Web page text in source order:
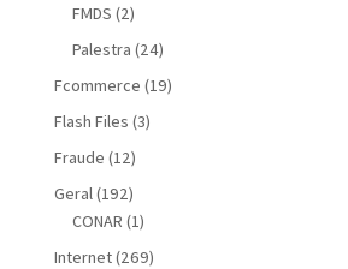
FMDS (2)
Palestra (24)
Fcommerce (19)
Flash Files (3)
Fraude (12)
Geral (192)
CONAR (1)
Internet(269)